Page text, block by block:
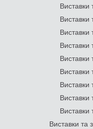
Виставки
Виставки
Виставки
Виставки
Виставки
Виставки
Виставки
Виставки
Виставки
Виставки та